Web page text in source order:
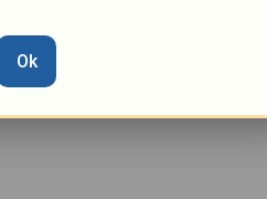
s požárem
Ok